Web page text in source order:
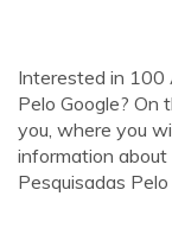
Interested in 100
Pelo Google? On
you, where you
information
Pesquisadas Pelo